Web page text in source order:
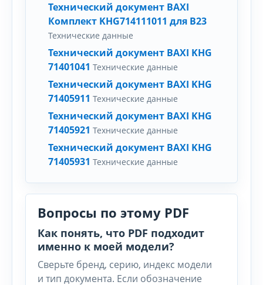
Технический документ BAXI
Комплект KHG714111011 для B23
Технические данные
Технический документ BAXI KHG
71401041 Технические данные
Технический документ BAXI KHG
71405911 Технические данные
Технический документ BAXI KHG
71405921 Технические данные
Технический документ BAXI KHG
71405931 Технические данные
Вопросы по этому PDF
Как понять, что PDF подходит
именно к моей модели?
Сверьте бренд, серию, индекс модели
и тип документа. Если обозначение